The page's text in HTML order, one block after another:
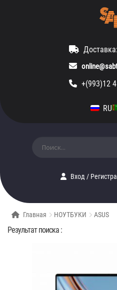
+(993)12
RU
Вход/
Главная НОУТБУКИ ASUS
Результат поиска :